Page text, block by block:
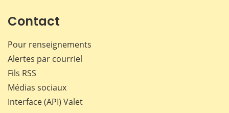
Contact
Pour renseignements
Alertes par courriel
Fils RSS
Médias sociaux
Interface (API) Valet